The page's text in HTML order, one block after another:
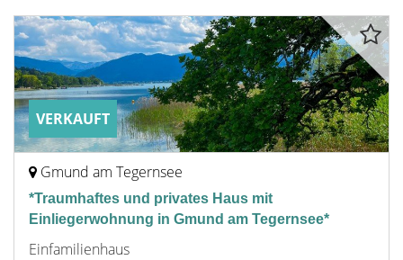
VERKAUFT
Gmund am Tegernsee
*Traumhaftes und privates Haus mit
Einliegerwohnung in Gmund am Tegernsee*
Einfamilienhaus